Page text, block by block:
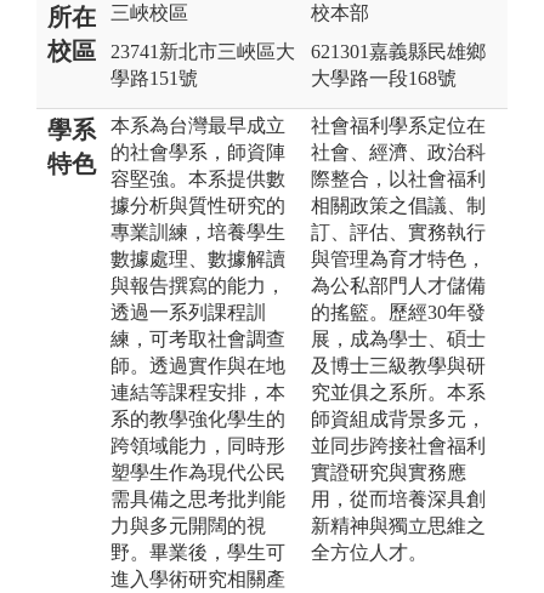
所在
校區
三峽校區
23741新北市三峽區大
學路151號
校本部
621301嘉義縣民雄鄉
大學路一段168號
學系
特色
本系為台灣最早成立
的社會學系，師資陣
容堅強。本系提供數
據分析與質性研究的
專業訓練，培養學生
數據處理、數據解讀
與報告撰寫的能力，
透過一系列課程訓
練，可考取社會調查
師。透過實作與在地
連結等課程安排，本
系的教學強化學生的
跨領域能力，同時形
塑學生作為現代公民
需具備之思考批判能
力與多元開闊的視
野。畢業後，學生可
進入學術研究相關產
社會福利學系定位在
社會、經濟、政治科
際整合，以社會福利
相關政策之倡議、制
訂、評估、實務執行
與管理為育才特色，
為公私部門人才儲備
的搖籃。歷經30年發
展，成為學士、碩士
及博士三級教學與研
究並俱之系所。本系
師資組成背景多元，
並同步跨接社會福利
實證研究與實務應
用，從而培養深具創
新精神與獨立思維之
全方位人才。